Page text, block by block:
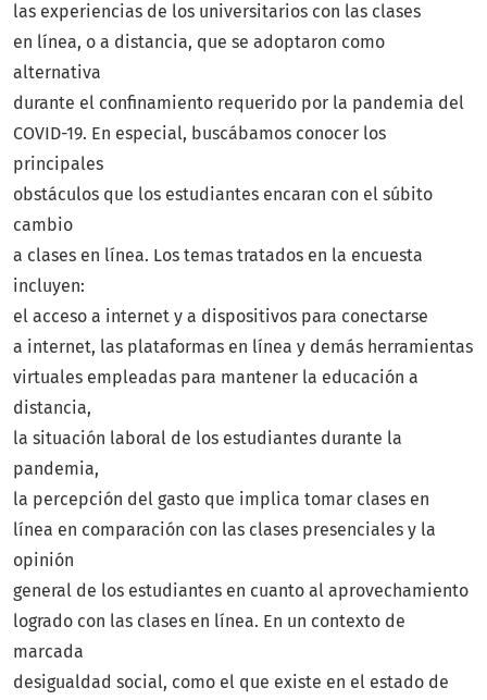
las experiencias de los universitarios con las clases
en línea, o a distancia, que se adoptaron como
alternativa
durante el confinamiento requerido por la pandemia del
COVID-19. En especial, buscábamos conocer los
principales
obstáculos que los estudiantes encaran con el súbito
cambio
a clases en línea. Los temas tratados en la encuesta
incluyen:
el acceso a internet y a dispositivos para conectarse
a internet, las plataformas en línea y demás herramientas
virtuales empleadas para mantener la educación a
distancia,
la situación laboral de los estudiantes durante la
pandemia,
la percepción del gasto que implica tomar clases en
línea en comparación con las clases presenciales y la
opinión
general de los estudiantes en cuanto al aprovechamiento
logrado con las clases en línea. En un contexto de
marcada
desigualdad social, como el que existe en el estado de